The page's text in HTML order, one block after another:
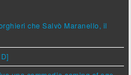
che Salvò Maranello, il